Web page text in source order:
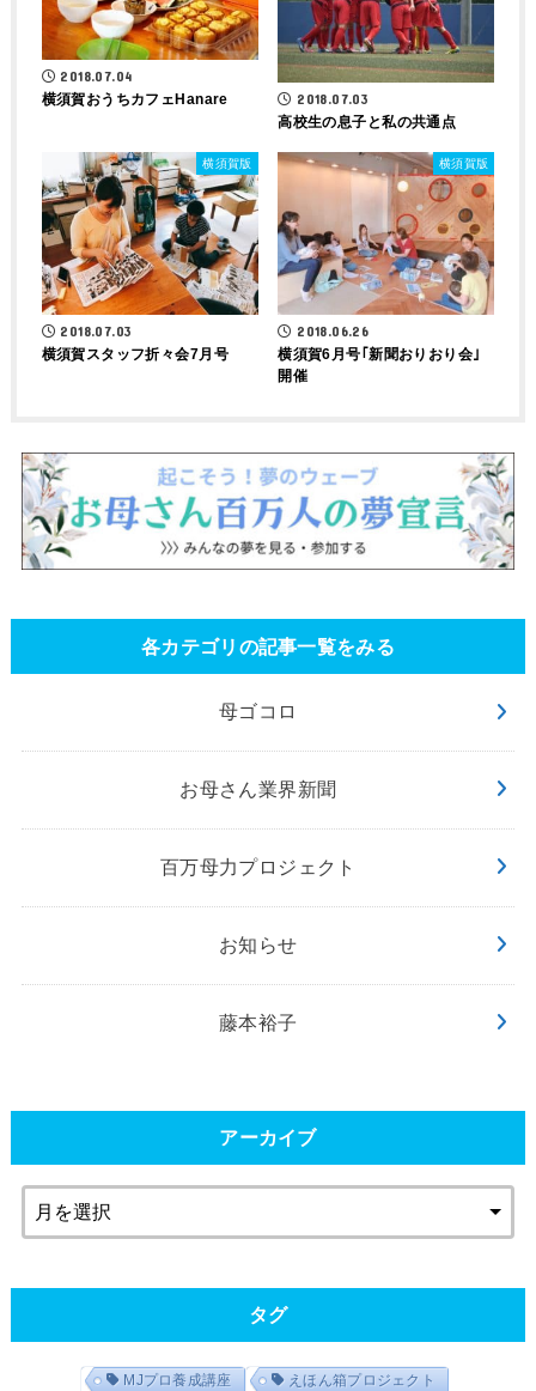
2018.07.04
横須賀おうちカフェHanare 2018.07.03
高校生の息子と私の共通点
横須賀版
2018.07.03
横須賀スタッフ折々会7月号
横須賀版
2018.06.26
横須賀6月号｢新聞おりおり会｣
開催
各カテゴリの記事一覧をみる
母ゴコロ
お母さん業界新聞
百万母力プロジェクト
お知らせ
藤本裕子
アーカイブ
タグ
MJプロ養成講座 えほん箱プロジェクト